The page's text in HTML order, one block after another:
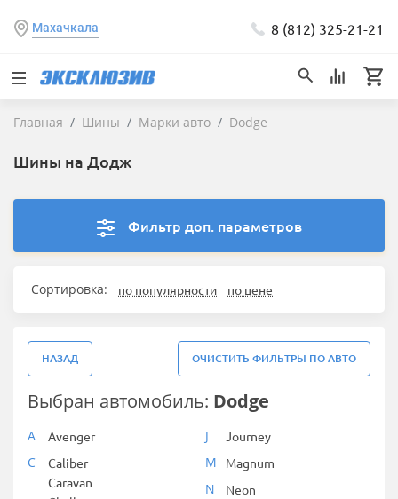
Махачкала 8 (812) 325-21-21
Главная Шины Марки авто Dodge
Шины на Додж
Фильтр доп. параметров
Сортировка: по популярности по цене
НАЗАД ОЧИСТИТЬ ФИЛЬТРЫ ПО АВТО
Выбран автомобиль: Dodge
A Avenger
C
Caliber
Caravan
J Journey
M Magnum
N
Neon